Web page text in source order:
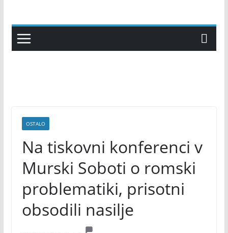
content
OSTALO
Na tiskovni konferenci v
Murski Soboti o romski
problematiki, prisotni
obsodili nasilje